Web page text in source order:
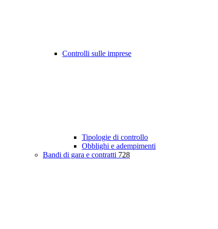
Controlli sulle imprese
Tipologie di controllo
Obblighi e adempimenti
Bandi di gara e contratti 728